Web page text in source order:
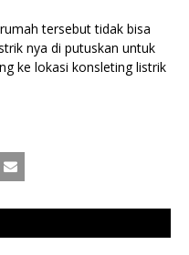
tersebut tidak bisa
nya di putuskan untuk
ke lokasi konsleting listrik